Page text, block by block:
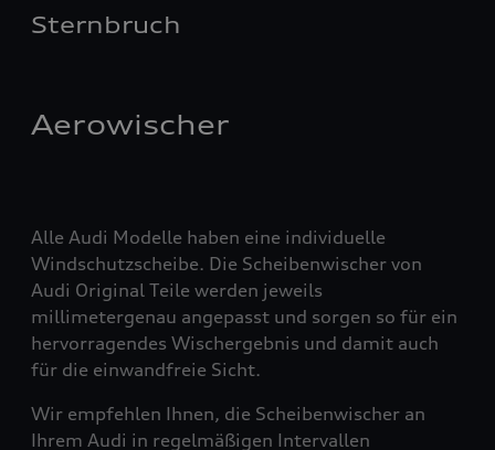
Sternbruch
Aerowischer
Alle Audi Modelle haben eine individuelle
Windschutzscheibe. Die Scheibenwischer von
Audi Original Teile werden jeweils
millimetergenau angepasst und sorgen so für ein
hervorragendes Wischergebnis und damit auch
für die einwandfreie Sicht.
Wir empfehlen Ihnen, die Scheibenwischer an
Ihrem Audi in regelmäßigen Intervallen